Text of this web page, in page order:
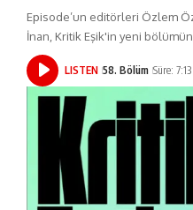
Episode’un editörleri Özlem
İnan, Kritik Eşik'in yeni
LISTEN 58. Bölüm Süre: 7:13